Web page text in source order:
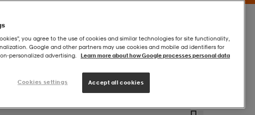
you agree to the use of cookies and similar technologies for site functionality,
Google and other partners may use cookies and mobile ad identifiers for
advertising.
Learn more about how Google processes personal data
Cookies settings Accept all cookies